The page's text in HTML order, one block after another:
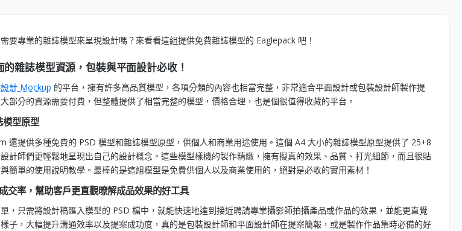
要專業的雜誌模型來呈現設計嗎？來看看這組提供免費雜誌模型的 Eaglepack 吧！
雜誌模型資源，包裝與平面設計必收！
設計 Mockup 的平台，擁有許多高品質模型，各項分類的內容也相當完整，非常適合平面設計或包裝設計師製作提
部分的資源需要付費，但整體提供了相當完整的模型，價格合理，也是個很值得收藏的平台。
模型原型
還提供多種免費的 PSD 模型和雜誌模型原型，供個人和商業用途使用。這個 A4 大小的雜誌模型原型提供了 25+8
計師們更輕鬆地呈現出自己的設計概念。這些模型樣機的製作精緻，擁有擬真的效果、品質、打光細節，而且很貼
簡單的使用說明教學。最棒的是這組模型是免費供個人以及商業使用的，絕對是必收的實用素材！
交率，幫助客戶更直觀暸解成品效果的好工具
，只需將設計稿匯入模型的 PSD 檔中，就能快速地達到接近聘請專業攝影師拍攝產品或作品的效果，並能更直覺
子，大幅提升溝通效率以及提案成功度，真的是包裝設計師和平面設計師在提案簡報，或是製作作品集時必備的好